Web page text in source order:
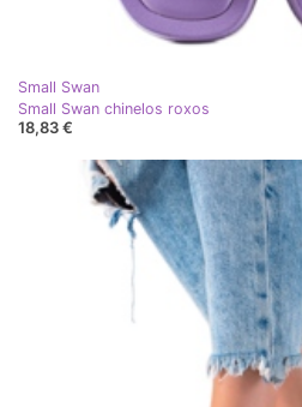
Small Swan
Small Swan chinelos roxos
18,83 €